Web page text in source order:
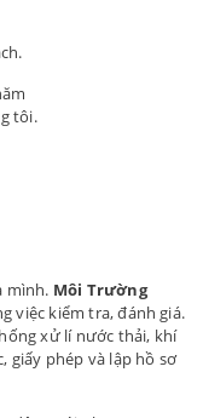
tôi.
mình. Môi Trường
việc kiểm tra, đánh giá.
xử lí nước thải, khí
giấy phép và lập hồ sơ